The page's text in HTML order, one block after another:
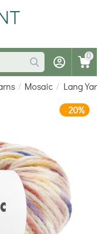
0
/ Mosaic / Lang
-20%